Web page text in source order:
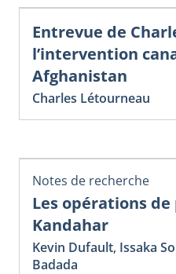
Entrevue de
l’intervention
Afghanistan
Charles Létourneau
Notes de recherche
Les opérations de
Kandahar
Kevin Dufault, Issaka
Badada